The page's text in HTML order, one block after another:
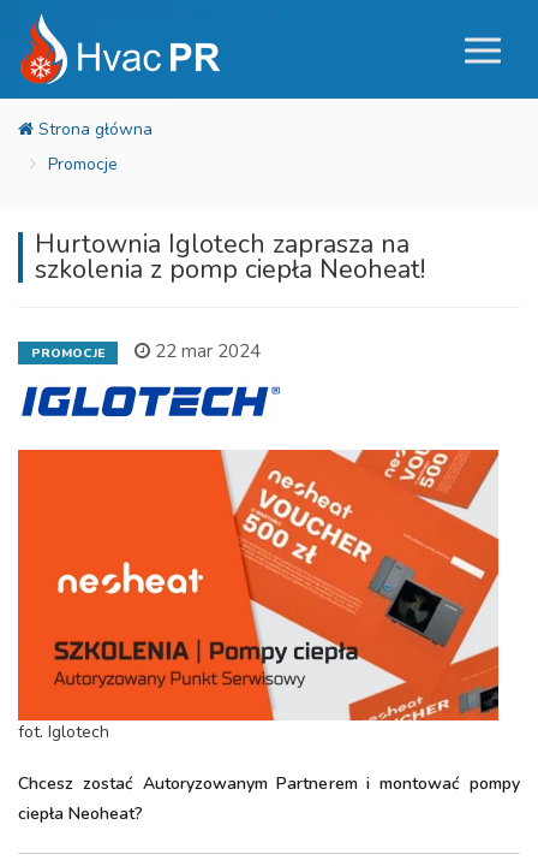
Promocje
Hurtownia Iglotech zaprasza na
szkolenia z pomp ciepła Neoheat!
PROMOCJE 22 mar 2024
fot. Iglotech
Chcesz zostać Autoryzowanym Partnerem i montować pompy
ciepła Neoheat?